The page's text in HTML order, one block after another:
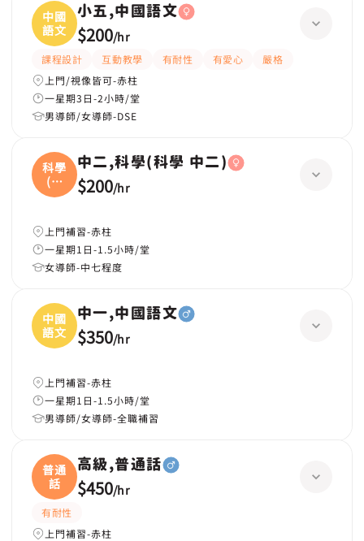
中國
語文
小五,中國語文
$200/hr
課程設計 互動教學 有耐性 有愛心
嚴格
上門/視像皆可-赤柱
一星期3日-2小時/堂
男導師/女導師-DSE
科學
(科
學
中二,科學(科學 中二)
$200/hr
上門補習-赤柱
一星期1日-1.5小時/堂
女導師-中七程度
中國
語文
中一,中國語文
$350/hr
上門補習-赤柱
一星期1日-1.5小時/堂
男導師/女導師-全職補習
普通
話
高級,普通話
$450/hr
有耐性
上門補習-赤柱